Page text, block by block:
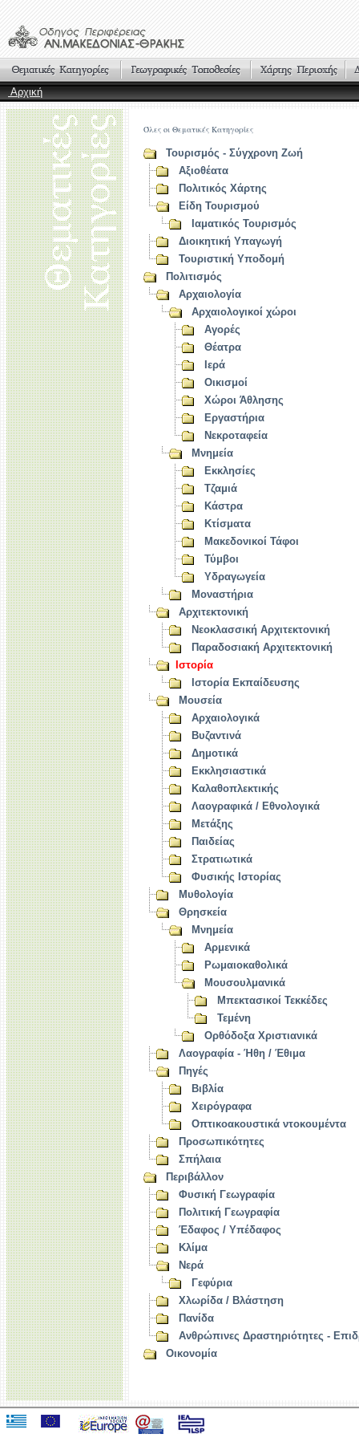
Αρχική
Όλες οι Θεματικές Κατηγορίες
Τουρισμός - Σύγχρονη Ζωή
Αξιοθέατα
Πολιτικός Χάρτης
Είδη Τουρισμού
Ιαματικός Τουρισμός
Διοικητική Υπαγωγή
Τουριστική Υποδομή
Πολιτισμός
Αρχαιολογία
Αρχαιολογικοί χώροι
Αγορές
Θέατρα
Ιερά
Οικισμοί
Χώροι Άθλησης
Εργαστήρια
Νεκροταφεία
Μνημεία
Εκκλησίες
Τζαμιά
Κάστρα
Κτίσματα
Μακεδονικοί Τάφοι
Τύμβοι
Υδραγωγεία
Μοναστήρια
Αρχιτεκτονική
Νεοκλασσική Αρχιτεκτονική
Παραδοσιακή Αρχιτεκτονική
Ιστορία
Ιστορία Εκπαίδευσης
Μουσεία
Αρχαιολογικά
Βυζαντινά
Δημοτικά
Εκκλησιαστικά
Καλαθοπλεκτικής
Λαογραφικά / Εθνολογικά
Μετάξης
Παιδείας
Στρατιωτικά
Φυσικής Ιστορίας
Μυθολογία
Θρησκεία
Μνημεία
Αρμενικά
Ρωμαιοκαθολικά
Μουσουλμανικά
Μπεκτασικοί Τεκκέδες
Τεμένη
Ορθόδοξα Χριστιανικά
Λαογραφία - Ήθη / Έθιμα
Πηγές
Βιβλία
Χειρόγραφα
Οπτικοακουστικά ντοκουμέντα
Προσωπικότητες
Σπήλαια
Περιβάλλον
Φυσική Γεωγραφία
Πολιτική Γεωγραφία
Έδαφος / Υπέδαφος
Κλίμα
Νερά
Γεφύρια
Χλωρίδα / Βλάστηση
Πανίδα
Ανθρώπινες Δραστηριότητες -
Οικονομία